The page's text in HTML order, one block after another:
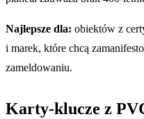
Najlepsze dla: obiektów z
i marek, które chcą
zameldowaniu.
Karty-klucze z